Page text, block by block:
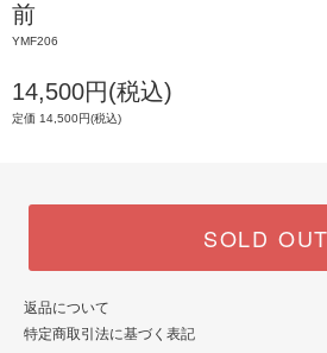
前
YMF206
14,500円(税込)
定価 14,500円(税込)
SOLD OUT
返品について
特定商取引法に基づく表記